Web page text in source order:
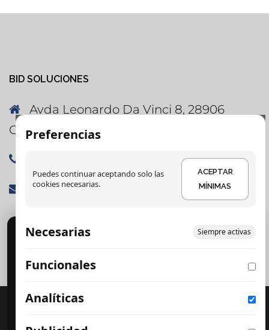
BID SOLUCIONES
Avda Leonardo Da Vinci 8, 28906
Getafe, Madrid
soluciones@bidsoluciones.es
Creado con WordPress
por
aThemes.
Cookies
aceptar, rechazar o configurar.
Preferencias
Puedes continuar aceptando solo las
cookies necesarias.
ACEPTAR
MÍNIMAS
Necesarias Siempre activas
Funcionales
Analíticas